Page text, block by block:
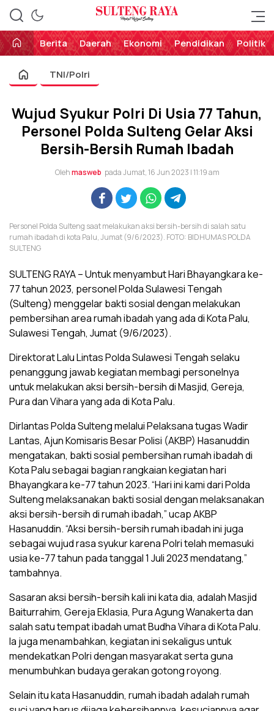
Sulteng Raya
Perekat Rakyat Sulteng
Berita
Daerah Ekonomi Pendidikan Politik
TNI/Polri
Wujud Syukur Polri Di Usia 77 Tahun,
Personel Polda Sulteng Gelar Aksi
Bersih-Bersih Rumah Ibadah
Olehmasweb pada Jumat, 16 Jun 2023 | 11:19 am
Personel Polda Sulteng saat melakukan aksi bersih-bersih di salah satu
rumah ibadah di kota Palu, Jumat (9/6/2023). FOTO: BIDHUMAS POLDA
SULTENG
SULTENG RAYA – Untuk menyambut Hari Bhayangkara ke-
77 tahun 2023, personel Polda Sulawesi Tengah
(Sulteng) menggelar bakti sosial dengan melakukan
pembersihan area rumah ibadah yang ada di Kota Palu,
Sulawesi Tengah, Jumat (9/6/2023).
Direktorat Lalu Lintas Polda Sulawesi Tengah selaku
penanggung jawab kegiatan membagi personelnya
untuk melakukan aksi bersih-bersih di Masjid, Gereja,
Pura dan Vihara yang ada di Kota Palu.
Dirlantas Polda Sulteng melalui Pelaksana tugas Wadir
Lantas, Ajun Komisaris Besar Polisi (AKBP) Hasanuddin
mengatakan, bakti sosial pembersihan rumah ibadah di
Kota Palu sebagai bagian rangkaian kegiatan hari
Bhayangkara ke-77 tahun 2023. “Hari ini kami dari Polda
Sulteng melaksanakan bakti sosial dengan melaksanakan
aksi bersih-bersih di rumah ibadah,” ucap AKBP
Hasanuddin. “Aksi bersih-bersih rumah ibadah ini juga
sebagai wujud rasa syukur karena Polri telah memasuki
usia ke-77 tahun pada tanggal 1 Juli 2023 mendatang,”
tambahnya.
Sasaran aksi bersih-bersih kali ini kata dia, adalah Masjid
Baiturrahim, Gereja Eklasia, Pura Agung Wanakerta dan
salah satu tempat ibadah umat Budha Vihara di Kota Palu.
Ia juga menambahkan, kegiatan ini sekaligus untuk
mendekatkan Polri dengan masyarakat serta guna
menumbuhkan budaya gerakan gotong royong.
Selain itu kata Hasanuddin, rumah ibadah adalah rumah